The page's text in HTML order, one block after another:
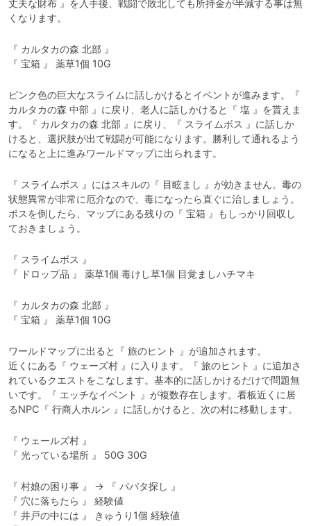
丈夫な財布 』を入手後、戦闘で敗北しても所持金が半減する事は無
くなります。
『 カルタカの森 北部 』
『 宝箱 』 薬草1個 10G
ピンク色の巨大なスライムに話しかけるとイベントが進みます。『
カルタカの森 中部 』に戻り、老人に話しかけると『 塩 』を貰えま
す。『 カルタカの森 北部 』に戻り、『 スライムボス 』に話しか
けると、選択肢が出て戦闘が可能になります。勝利して通れるよう
になると上に進みワールドマップに出られます。
『 スライムボス 』にはスキルの『 目眩まし 』が効きません。毒の
状態異常が非常に厄介なので、毒になったら直ぐに治しましょう。
ボスを倒したら、マップにある残りの『 宝箱 』もしっかり回収し
ておきましょう。
『 スライムボス 』
『 ドロップ品 』 薬草1個 毒けし草1個 目覚ましハチマキ
『 カルタカの森 北部 』
『 宝箱 』 薬草1個 10G
ワールドマップに出ると『 旅のヒント 』が追加されます。
近くにある『 ウェーズ村 』に入ります。『 旅のヒント 』に追加さ
れているクエストをこなします。基本的に話しかけるだけで問題無
いです。『 エッチなイベント 』が複数存在します。看板近くに居
るNPC『 行商人ホルン 』に話しかけると、次の村に移動します。
『 ウェールズ村 』
『 光っている場所 』 50G 30G
『 村娘の困り事 』 → 『 パパタ探し 』
『 穴に落ちたら 』 経験値
『 井戸の中には 』 きゅうり1個 経験値